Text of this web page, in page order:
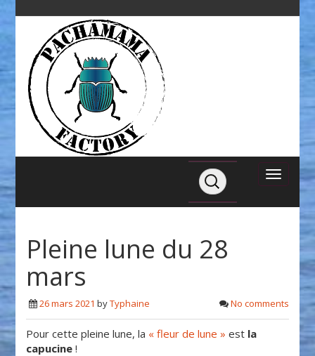
Pleine lune du 28
mars
26 mars 2021 byTyphaine No comments
Pour cette pleine lune, la « fleur de lune » est la
capucine !